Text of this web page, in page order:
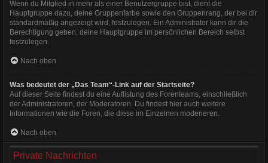
Wenn du Mitglied in mehr als einer Benutzergruppe bist, dient die
Hauptgruppe dazu, deine Gruppenfarbe sowie den Gruppenrang, der bei dir
standardmäßig angezeigt wird, festzulegen. Ein Administrator kann dir die
Berechtigung geben, deine Hauptgruppe im persönlichen Bereich selbst
festzulegen.
Nach oben
Was bedeutet der „Das Team“-Link auf der Startseite?
Auf dieser Seite findest du eine Auflistung des Forenteams, einschließlich
der Administratoren, der Moderatoren. Du findest hier auch weitere
Informationen wie die Foren, die diese im Einzelnen moderieren.
Nach oben
Private Nachrichten